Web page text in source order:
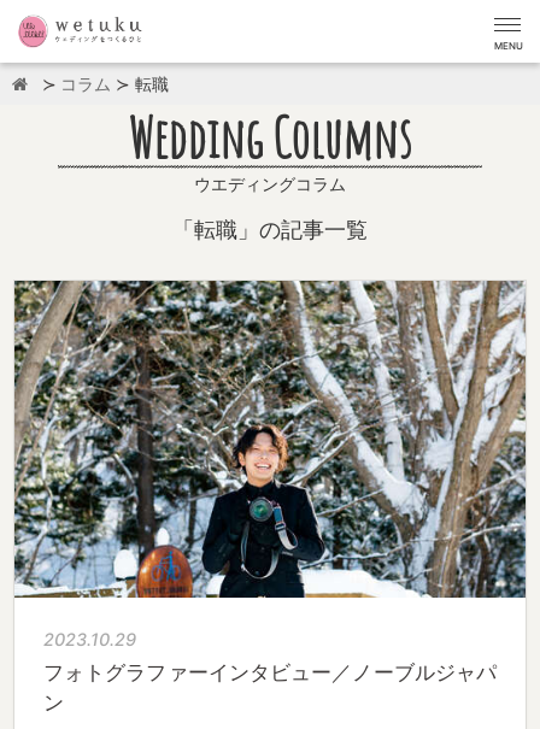
MENU
コラム 転職
Wedding Columns
ウエディングコラム
「転職」の記事一覧
2023.10.29
フォトグラファーインタビュー／ノーブルジャパ
ン